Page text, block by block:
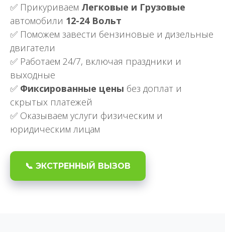
✅ Прикуриваем Легковые и Грузовые
автомобили 12-24 Вольт
✅ Поможем завести бензиновые и дизельные
двигатели
✅ Работаем 24/7, включая праздники и
выходные
✅ Фиксированные цены без доплат и
скрытых платежей
✅ Оказываем услуги физическим и
юридическим лицам
📞 ЭКСТРЕННЫЙ ВЫЗОВ